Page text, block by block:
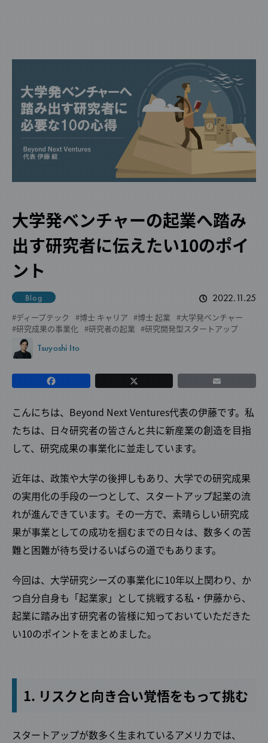
大学発ベンチャーの起業へ踏み
出す研究者に伝えたい10のポイ
ント
Blog 2022.11.25
ディープテック 博士 キャリア 博士 起業
大学発ベンチャー
研究成果の事業化
研究者の起業 研究開発型スタートアップ
Tsuyoshi Ito
こんにちは、Beyond Next Ventures代表の伊藤です。私
たちは、日々研究者の皆さんと共に新産業の創造を目指
して、研究成果の事業化に並走しています。
近年は、政策や大学の後押しもあり、大学での研究成果
の実用化の手段の一つとして、スタートアップ起業の流
れが進んできています。その一方で、素晴らしい研究成
果が事業としての成功を掴むまでの日々は、数多くの苦
難と困難が待ち受けるいばらの道でもあります。
今回は、大学研究シーズの事業化に10年以上関わり、か
つ自分自身も「起業家」として挑戦する私・伊藤から、
起業に踏み出す研究者の皆様に知っておいていただきた
い10のポイントをまとめました。
1. リスクと向き合い覚悟をもって挑む
スタートアップが数多く生まれているアメリカでは、